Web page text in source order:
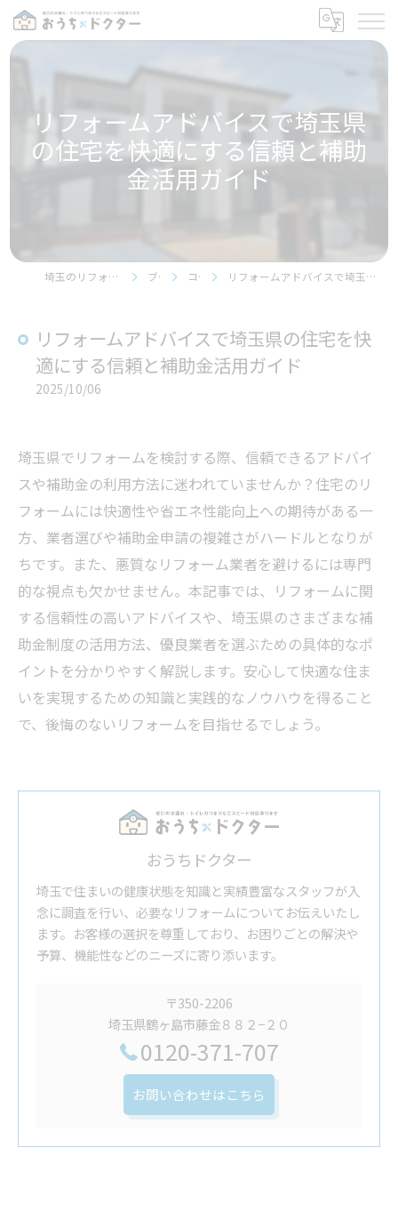
リフォームアドバイスで埼玉県
の住宅を快適にする信頼と補助
金活用ガイド
埼玉のリフォームならおうちドクター ブログ コラム リフォームアドバイスで埼玉県の住宅を快適にする信頼と補助金活用ガイド
リフォームアドバイスで埼玉県の住宅を快
適にする信頼と補助金活用ガイド
2025/10/06
埼玉県でリフォームを検討する際、信頼できるアドバイ
スや補助金の利用方法に迷われていませんか？住宅のリ
フォームには快適性や省エネ性能向上への期待がある一
方、業者選びや補助金申請の複雑さがハードルとなりが
ちです。また、悪質なリフォーム業者を避けるには専門
的な視点も欠かせません。本記事では、リフォームに関
する信頼性の高いアドバイスや、埼玉県のさまざまな補
助金制度の活用方法、優良業者を選ぶための具体的なポ
イントを分かりやすく解説します。安心して快適な住ま
いを実現するための知識と実践的なノウハウを得ること
で、後悔のないリフォームを目指せるでしょう。
おうちドクター
埼玉で住まいの健康状態を知識と実績豊富なスタッフが入
念に調査を行い、必要なリフォームについてお伝えいたし
ます。お客様の選択を尊重しており、お困りごとの解決や
予算、機能性などのニーズに寄り添います。
〒350-2206
埼玉県鶴ヶ島市藤金８８２−２０
0120-371-707
お問い合わせはこちら